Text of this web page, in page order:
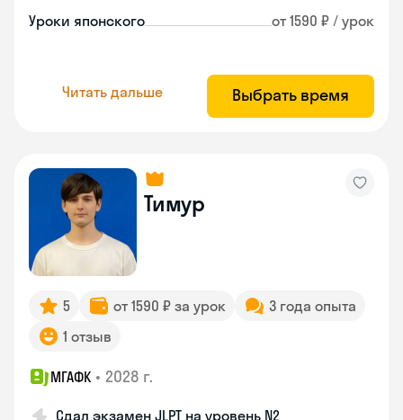
Уроки японского от 1590 ₽ / урок
Читать дальше Выбрать время
Тимур
5 от 1590 ₽ за урок
3 года опыта
1 отзыв
МГАФК • 2028 г.
Сдал экзамен JLPT на уровень N2